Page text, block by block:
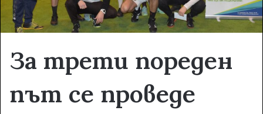
За трети пореден
път се проведе